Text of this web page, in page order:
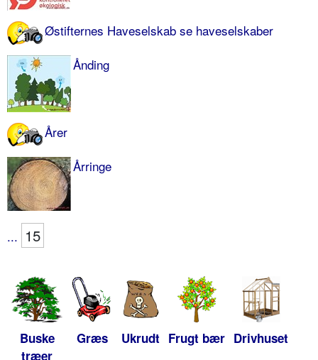
Østifternes Haveselskab se haveselskaber
Ånding
Årer
Årringe
... 15
Buske
træer
Græs Ukrudt Frugt bær Drivhuset